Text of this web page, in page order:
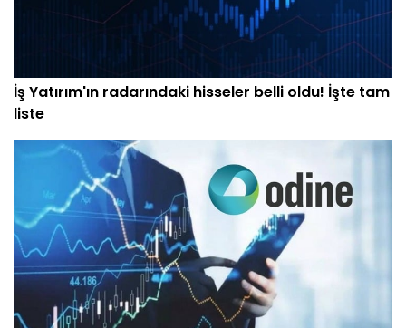
İş Yatırım'ın radarındaki hisseler belli oldu! İşte tam
liste